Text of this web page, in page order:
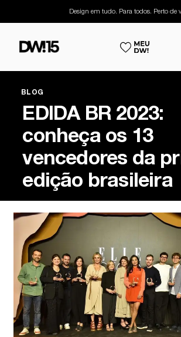
Design em tudo. Para todos. Perto de
BLOG
EDIDA BR 2023:
conheça os 13
vencedores da
edição brasileira